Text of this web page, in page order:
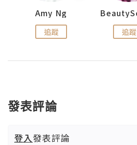
Amy Ng
追蹤 追蹤
發表評論
登入發表評論